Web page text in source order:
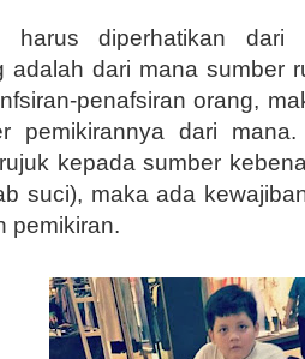
harus diperhatikan dari
adalah dari mana sumber
penafsiran orang,
pemikirannya dari
kepada sumber
suci), maka ada
pemikiran.